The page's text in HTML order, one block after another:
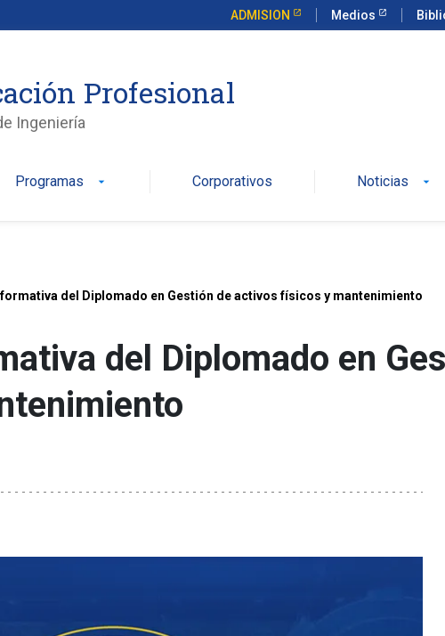
ADMISION Medios
Profesional
Ingeniería
Programas arrow_drop_down Corporativos Noticias arrow_drop_down
del Diplomado en Gestión de activos físicos y mantenimiento
del Diplomado en